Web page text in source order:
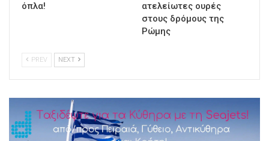
όπλα!
ατελείωτες ουρές
στους δρόμους της
Ρώμης
PREV NEXT